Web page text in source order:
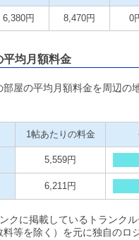
6,380円 8,470円 0
平均月額料金
屋の平均月額料金を周辺の
1帖あたりの料金
5,559円
6,211円
クに掲載しているトランク
料等を除く）を元に独自のロ